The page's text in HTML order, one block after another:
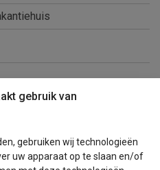
gebruik van
gebruiken wij technologieën
uw apparaat op te slaan en/of